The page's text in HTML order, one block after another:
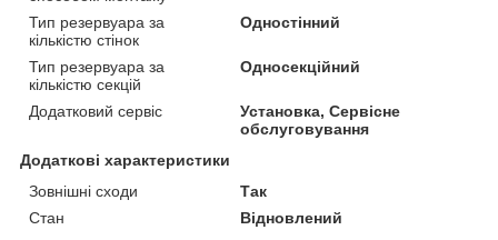
Тип резервуара за
кількістю стінок
Одностінний
Тип резервуара за
кількістю секцій
Односекційний
Додатковий сервіс
Установка, Сервісне
обслуговування
Додаткові характеристики
Зовнішні сходи
Так
Стан
Відновлений